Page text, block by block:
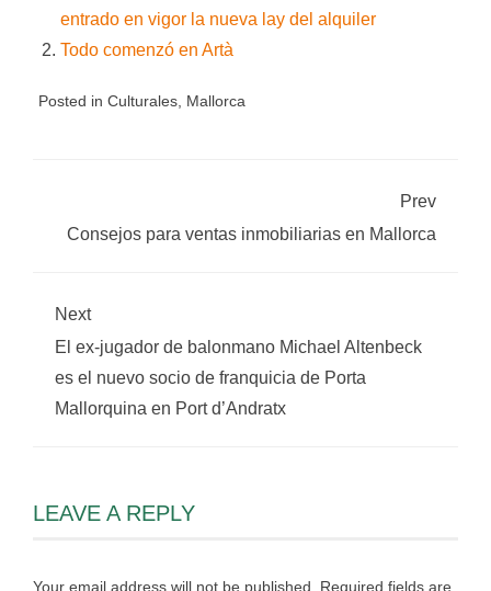
entrado en vigor la nueva lay del alquiler
Todo comenzó en Artà
Posted in Culturales, Mallorca
Prev
Consejos para ventas inmobiliarias en Mallorca
Next
El ex-jugador de balonmano Michael Altenbeck
es el nuevo socio de franquicia de Porta
Mallorquina en Port d’Andratx
LEAVE A REPLY
Your email address will not be published. Required fields are